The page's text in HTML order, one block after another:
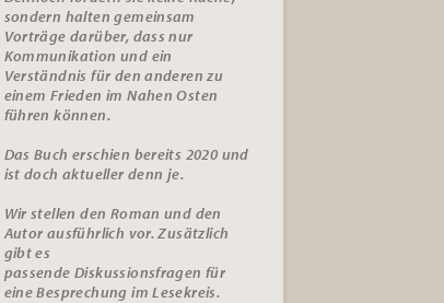
sondern halten gemeinsam
Vorträge darüber, dass nur
Kommunikation und ein
Verständnis für den anderen zu
einem Frieden im Nahen Osten
führen können.
Das Buch erschien bereits 2020 und
ist doch aktueller denn je.
Wir stellen den Roman und den
Autor ausführlich vor. Zusätzlich
gibt es
passendeDiskussionsfragenfür
eine Besprechung im Lesekreis.